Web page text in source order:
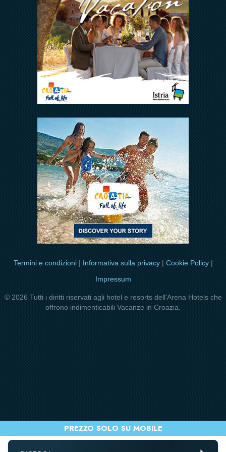
Termini e condizioni| Informativa sulla privacy| Cookie Policy|
Impressum
© 2026 Tutti i diritti riservati agli hotel e resorts dell'Arena Hotels che
offrono indimenticabili Vacanze in Croazia.